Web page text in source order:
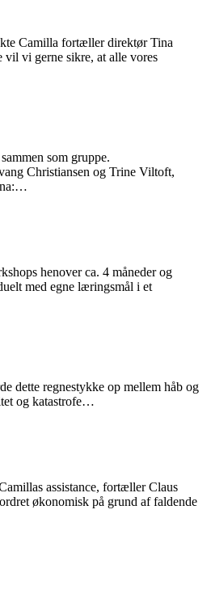
Camilla fortæller direktør Tina
vil vi gerne sikre, at alle vores
som gruppe.
Christiansen og Trine Viltoft,
henover ca. 4 måneder og
med egne læringsmål i et
dette regnestykke op mellem håb og
og katastrofe…
assistance, fortæller Claus
økonomisk på grund af faldende